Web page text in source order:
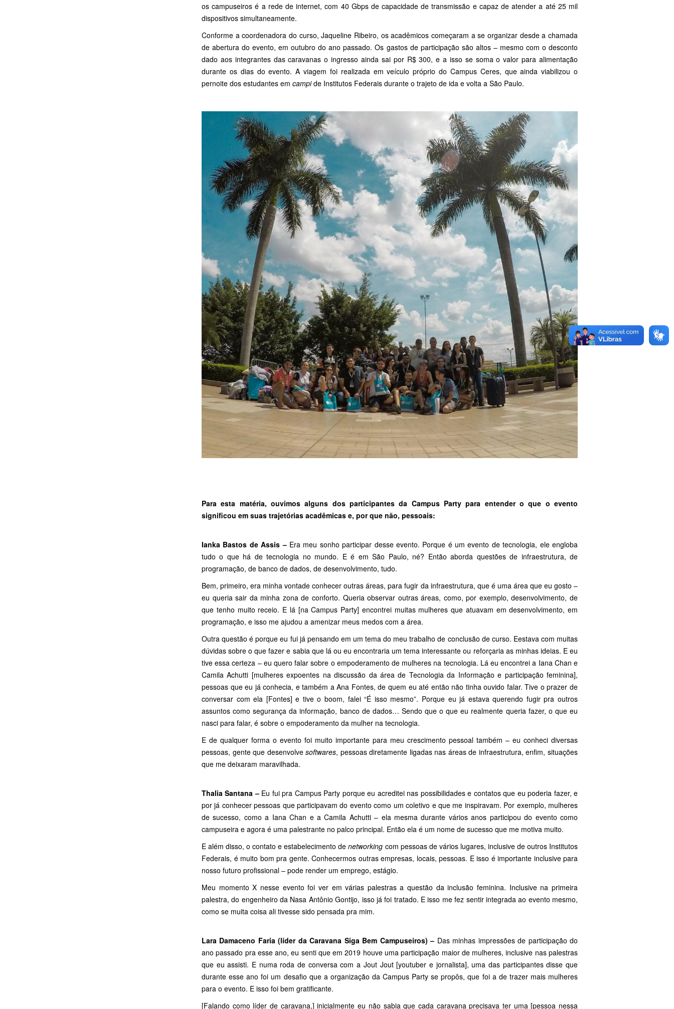
os campuseiros é a rede de internet, com 40 Gbps de capacidade de transmissão e capaz de atender a até 25 mil
dispositivos simultaneamente.
Conforme a coordenadora do curso, Jaqueline Ribeiro, os acadêmicos começaram a se organizar desde a chamada
de abertura do evento, em outubro do ano passado. Os gastos de participação são altos – mesmo com o desconto
dado aos integrantes das caravanas o ingresso ainda sai por R$ 300, e a isso se soma o valor para alimentação
durante os dias do evento. A viagem foi realizada em veículo próprio do Campus Ceres, que ainda viabilizou o
pernoite dos estudantes em campide Institutos Federais durante o trajeto de ida e volta a São Paulo.
Para esta matéria, ouvimos alguns dos participantes da Campus Party para entender o que o evento
significou em suas trajetórias acadêmicas e, por que não, pessoais:
Ianka Bastos de Assis –Era meu sonho participar desse evento. Porque é um evento de tecnologia, ele engloba
tudo o que há de tecnologia no mundo. E é em São Paulo, né? Então aborda questões de infraestrutura, de
programação, de banco de dados, de desenvolvimento, tudo.
Bem, primeiro, era minha vontade conhecer outras áreas, para fugir da infraestrutura, que é uma área que eu gosto –
eu queria sair da minha zona de conforto. Queria observar outras áreas, como, por exemplo, desenvolvimento, de
que tenho muito receio. E lá [na Campus Party] encontrei muitas mulheres que atuavam em desenvolvimento, em
programação, e isso me ajudou a amenizar meus medos com a área.
Outra questão é porque eu fui já pensando em um tema do meu trabalho de conclusão de curso. Eestava com muitas
dúvidas sobre o que fazer e sabia que lá ou eu encontraria um tema interessante ou reforçaria as minhas ideias. E eu
tive essa certeza – eu quero falar sobre o empoderamento de mulheres na tecnologia. Lá eu encontrei a Iana Chan e
Camila Achutti [mulheres expoentes na discussão da área de Tecnologia da Informação e participação feminina],
pessoas que eu já conhecia, e também a Ana Fontes, de quem eu até então não tinha ouvido falar. Tive o prazer de
conversar com ela [Fontes] e tive o boom, falei “É isso mesmo”. Porque eu já estava querendo fugir pra outros
assuntos como segurança da informação, banco de dados… Sendo que o que eu realmente queria fazer, o que eu
nasci para falar, é sobre o empoderamento da mulher na tecnologia.
E de qualquer forma o evento foi muito importante para meu crescimento pessoal também – eu conheci diversas
pessoas, gente que desenvolvesoftwares, pessoas diretamente ligadas nas áreas de infraestrutura, enfim, situações
que me deixaram maravilhada.
Thalia Santana –Eu fui pra Campus Party porque eu acreditei nas possibilidades e contatos que eu poderia fazer, e
por já conhecer pessoas que participavam do evento como um coletivo e que me inspiravam. Por exemplo, mulheres
de sucesso, como a Iana Chan e a Camila Achutti – ela mesma durante vários anos participou do evento como
campuseira e agora é uma palestrante no palco principal. Então ela é um nome de sucesso que me motiva muito.
E além disso, o contato e estabelecimento denetworking com pessoas de vários lugares, inclusive de outros Institutos
Federais, é muito bom pra gente. Conhecermos outras empresas, locais, pessoas. E isso é importante inclusive para
nosso futuro profissional – pode render um emprego, estágio.
Meu momento X nesse evento foi ver em várias palestras a questão da inclusão feminina. Inclusive na primeira
palestra, do engenheiro da Nasa Antônio Gontijo, isso já foi tratado. E isso me fez sentir integrada ao evento mesmo,
como se muita coisa ali tivesse sido pensada pra mim.
Lara Damaceno Faria (líder da Caravana Siga Bem Campuseiros) – Das minhas impressões de participação do
ano passado pra esse ano, eu senti que em 2019 houve uma participação maior de mulheres, inclusive nas palestras
que eu assisti. E numa roda de conversa com a Jout Jout [youtuber e jornalista], uma das participantes disse que
durante esse ano foi um desafio que a organização da Campus Party se propôs, que foi a de trazer mais mulheres
para o evento. E isso foi bem gratificante.
[Falando como líder de caravana,] inicialmente eu não sabia que cada caravana precisava ter uma [pessoa nessa